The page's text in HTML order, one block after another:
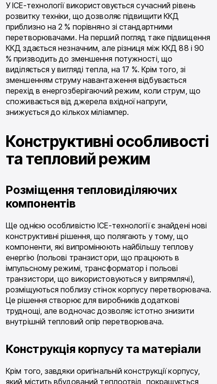
У ICE-технології використовується сучасний рівень
розвитку техніки, що дозволяє підвищити ККД
приблизно на 2 % порівняно зі стандартними
перетворювачами. На перший погляд таке підвищення
ККД здається незначним, але різниця між ККД 88 і 90
% призводить до зменшення потужності, що
виділяється у вигляді тепла, на 17 %. Крім того, зі
зменшенням струму навантаження відбувається
перехід в енергозберігаючий режим, коли струм, що
споживається від джерела вхідної напруги,
знижується до кількох міліампер.
Конструктивні особливості
та тепловий режим
Розміщення тепловиділяючих
компонентів
Ще однією особливістю ICE-технології є знайдені нові
конструктивні рішення, що полягають у тому, що
компоненти, які випромінюють найбільшу теплову
енергію (польові транзистори, що працюють в
імпульсному режимі, трансформатор і польові
транзистори, що використовуються у випрямлячі),
розміщуються поблизу стінок корпусу перетворювача.
Це рішення створює для виробників додаткові
труднощі, але водночас дозволяє істотно знизити
внутрішній тепловий опір перетворювача.
Конструкція корпусу та матеріали
Крім того, завдяки оригінальній конструкції корпусу,
який містить вбудований теплоотвід, покращується